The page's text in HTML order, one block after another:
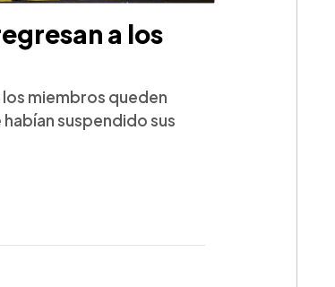
a los
miembros queden
suspendido sus